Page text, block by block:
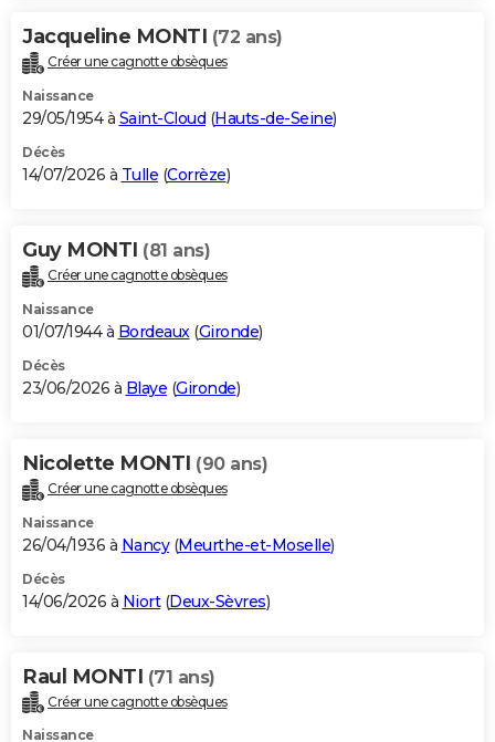
Carte de Noël
Carte Bonne année
Carte Saint-Valentin
Carte Pâques
Carte d'anniversaire
DICTIONNAIRE
Dictionnaire
Biographies
Citations
Expressions
Proverbes
PROGRAMME TV
S'inscrire
Se connecter
Lycées
Collèges
Primaires
Universités
Entreprises
Service militaire
Avis de recherche
AVIS DE DÉCÈS
Bricolage
Lifestyle
Culture
Sport
Auto
Television
Voyage
Cinema
Jacqueline MONTI (72 ans)
Créer une cagnotte obsèques
Naissance
29/05/1954 à Saint-Cloud (Hauts-de-Seine)
Décès
14/07/2026 à Tulle (Corrèze)
Guy MONTI (81 ans)
Créer une cagnotte obsèques
Naissance
01/07/1944 à Bordeaux(Gironde)
Décès
23/06/2026 à Blaye (Gironde)
Nicolette MONTI (90 ans)
Créer une cagnotte obsèques
Naissance
26/04/1936 à Nancy(Meurthe-et-Moselle)
Décès
14/06/2026 à Niort(Deux-Sèvres)
Raul MONTI (71 ans)
Créer une cagnotte obsèques
Naissance